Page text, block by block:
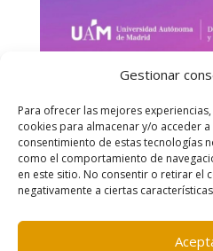
Gestionar
Para ofrecer las mejores
cookies para almacenar y/o acceder
consentimiento de estas tecnologías
como el comportamiento de
en este sitio. No consentir o retirar el
negativamente a ciertas